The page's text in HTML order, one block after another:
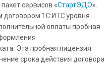
сервисов «СтартЭДО».
договором 1С:ИТС уровня
оплаты пробная
Эта пробная лицензия
срока действия договора